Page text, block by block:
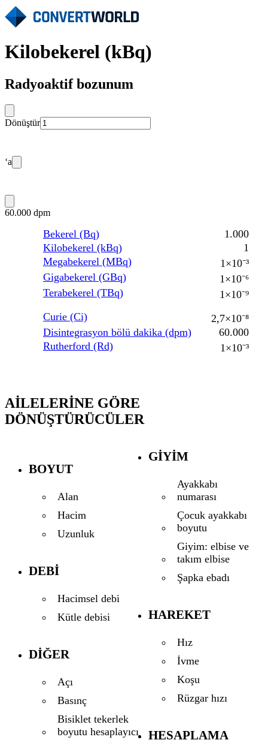
Kilobekerel (kBq)
Radyoaktif bozunum
Dönüştür
‘a
60.000 dpm
Bekerel (Bq)
1.000
Kilobekerel (kBq)
1
Megabekerel (MBq)
1×10⁻³
Gigabekerel (GBq)
1×10⁻⁶
Terabekerel (TBq)
1×10⁻⁹
Curie (Ci)
2,7×10⁻⁸
Disintegrasyon bölü dakika (dpm)
60.000
Rutherford (Rd)
1×10⁻³
AILELERINE GÖRE
DÖNÜŞTÜRÜCÜLER
BOYUT
Alan
Hacim
Uzunluk
DEBI
Hacimsel debi
Kütle debisi
DIĞER
Açı
Basınç
Bisiklet tekerlek
boyutu hesaplayıcı
GIYIM
Ayakkabı
numarası
Çocuk ayakkabı
boyutu
Giyim: elbise ve
takım elbise
Şapka ebadı
HAREKET
Hız
İvme
Koşu
Rüzgar hızı
HESAPLAMA